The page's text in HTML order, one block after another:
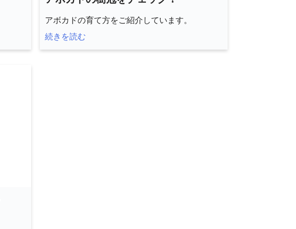
アボカドの育て方をご紹介しています。
続きを読む